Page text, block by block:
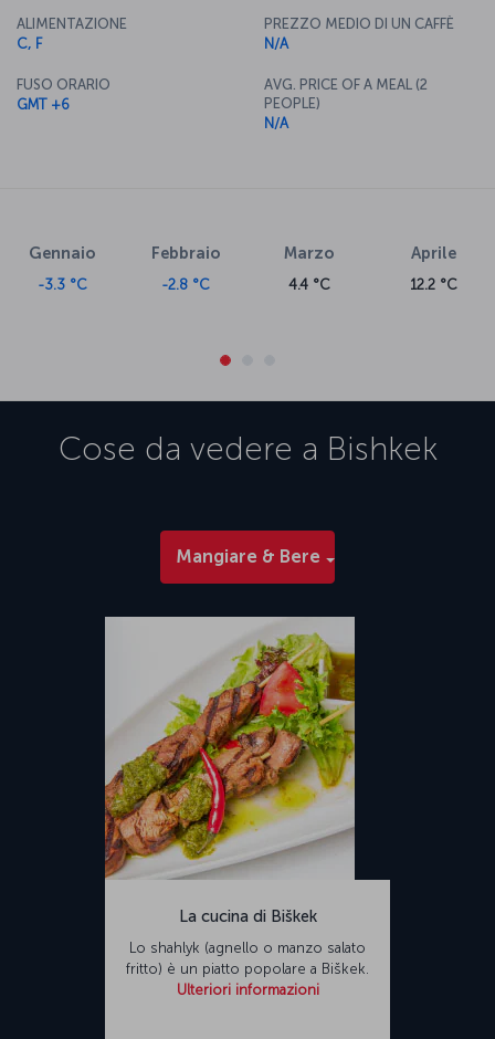
ALIMENTAZIONE
C, F
FUSO ORARIO
GMT +6
PREZZO MEDIO DI UN CAFFÈ
N/A
AVG. PRICE OF A MEAL (2
PEOPLE)
N/A
Gennaio
-3.3 °C
Febbraio
-2.8 °C
Marzo
4.4 °C
Aprile
12.2 °C
Cose da vedere a Bishkek
Mangiare & Bere
La cucina di Biškek
Lo shahlyk (agnello o manzo salato
fritto) è un piatto popolare a Biškek.
Ulteriori informazioni